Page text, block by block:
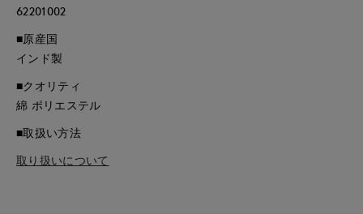
62201002
■原産国
インド製
■クオリティ
綿 ポリエステル
■取扱い方法
取り扱いについて